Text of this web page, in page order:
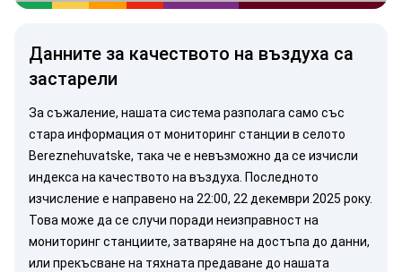
Данните за качеството на въздуха са
застарели
За съжаление, нашата система разполага само със
стара информация от мониторинг станции в селото
Bereznehuvatske, така че е невъзможно да се изчисли
индекса на качеството на въздуха. Последното
изчисление е направено на 22:00, 22 декември 2025 року.
Това може да се случи поради неизправност на
мониторинг станциите, затваряне на достъпа до данни,
или прекъсване на тяхната предаване до нашата